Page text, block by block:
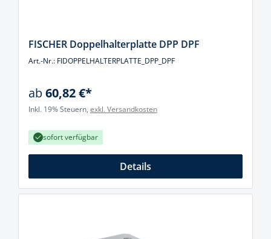
FISCHER Doppelhalterplatte DPP DPF
Art.-Nr.: FIDOPPELHALTERPLATTE_DPP_DPF
ab60,82 €*
Inkl. 19% Steuern, exkl. Versandkosten
sofort verfügbar
Details